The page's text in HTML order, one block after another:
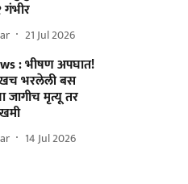
21 Jul 2026
: भीषण अपघात!
भरलेली बस
जागीच मृत्यू तर
14 Jul 2026